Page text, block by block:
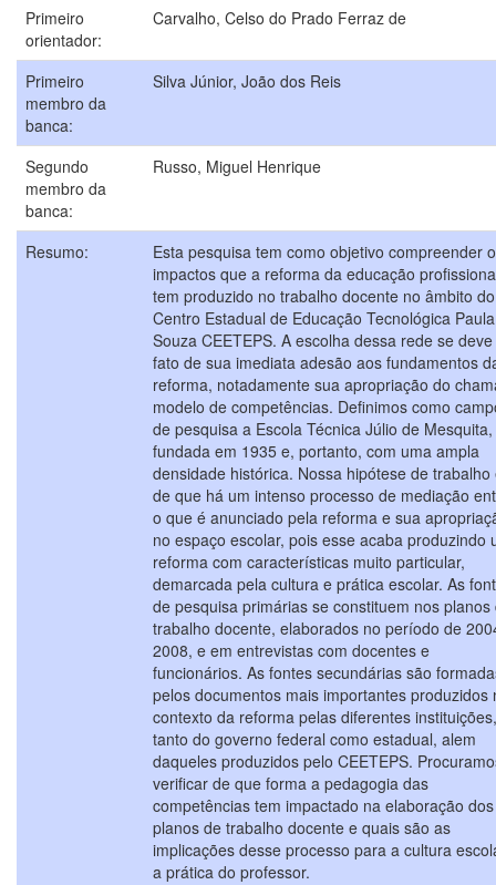
Primeiro
orientador:
Carvalho, Celso do Prado Ferraz de
Primeiro
membro da
banca:
Silva Júnior, João dos Reis
Segundo
membro da
banca:
Russo, Miguel Henrique
Resumo:
Esta pesquisa tem como objetivo compreender
impactos que a reforma da educação
tem produzido no trabalho docente no âmbito do
Centro Estadual de Educação Tecnológica Paula
Souza CEETEPS. A escolha dessa rede se
fato de sua imediata adesão aos fundamentos
reforma, notadamente sua apropriação do
modelo de competências. Definimos como
de pesquisa a Escola Técnica Júlio de Mesquita,
fundada em 1935 e, portanto, com uma ampla
densidade histórica. Nossa hipótese de trabalho
de que há um intenso processo de mediação
o que é anunciado pela reforma e sua
no espaço escolar, pois esse acaba produzindo
reforma com características muito particular,
demarcada pela cultura e prática escolar. As
de pesquisa primárias se constituem nos planos
trabalho docente, elaborados no período de
2008, e em entrevistas com docentes e
funcionários. As fontes secundárias são
pelos documentos mais importantes produzidos
contexto da reforma pelas diferentes instituições,
tanto do governo federal como estadual, alem
daqueles produzidos pelo CEETEPS.
verificar de que forma a pedagogia das
competências tem impactado na elaboração dos
planos de trabalho docente e quais são as
implicações desse processo para a cultura
a prática do professor.